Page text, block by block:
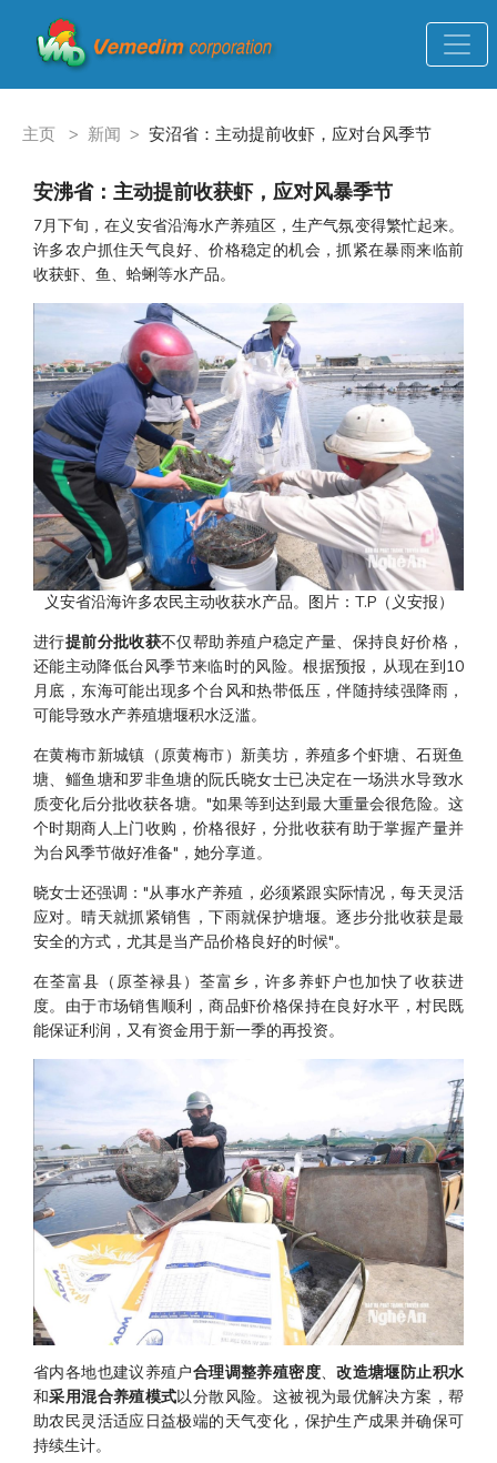
主页 > 新闻 > 安沼省：主动提前收虾，应对台风季节
安沸省：主动提前收获虾，应对风暴季节
7月下旬，在义安省沿海水产养殖区，生产气氛变得繁忙起来。
许多农户抓住天气良好、价格稳定的机会，抓紧在暴雨来临前
收获虾、鱼、蛤蜊等水产品。
义安省沿海许多农民主动收获水产品。图片：T.P（义安报）
进行提前分批收获不仅帮助养殖户稳定产量、保持良好价格，
还能主动降低台风季节来临时的风险。根据预报，从现在到10
月底，东海可能出现多个台风和热带低压，伴随持续强降雨，
可能导致水产养殖塘堰积水泛滥。
在黄梅市新城镇（原黄梅市）新美坊，养殖多个虾塘、石斑鱼
塘、鲻鱼塘和罗非鱼塘的阮氏晓女士已决定在一场洪水导致水
质变化后分批收获各塘。"如果等到达到最大重量会很危险。这
个时期商人上门收购，价格很好，分批收获有助于掌握产量并
为台风季节做好准备"，她分享道。
晓女士还强调："从事水产养殖，必须紧跟实际情况，每天灵活
应对。晴天就抓紧销售，下雨就保护塘堰。逐步分批收获是最
安全的方式，尤其是当产品价格良好的时候"。
在荃富县（原荃禄县）荃富乡，许多养虾户也加快了收获进
度。由于市场销售顺利，商品虾价格保持在良好水平，村民既
能保证利润，又有资金用于新一季的再投资。
省内各地也建议养殖户合理调整养殖密度、改造塘堰防止积水
和采用混合养殖模式以分散风险。这被视为最优解决方案，帮
助农民灵活适应日益极端的天气变化，保护生产成果并确保可
持续生计。